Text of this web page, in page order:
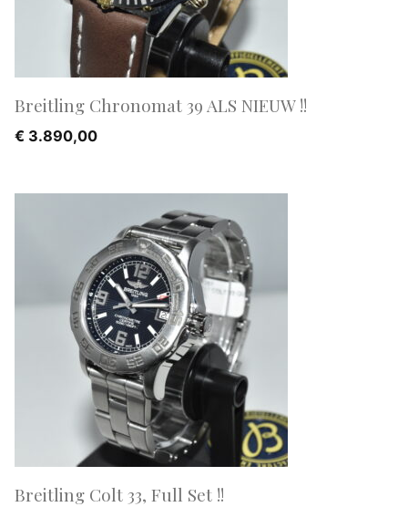
Breitling Chronomat 39 ALS NIEUW !!
€ 3.890,00
Breitling Colt 33, Full Set !!